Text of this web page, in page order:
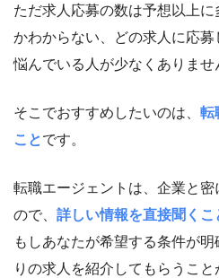
ただ求人応募の数は予想以上
かわからない、どの求人に応
悩んでいる人が少なくありませ
そこでおすすめしたいのは、 転
ことです。
転職エージェントは、企業と
ので、 詳しい情報を直接聞くこ
もしあなたが希望する条件が
りの求人を紹介してもらうこと